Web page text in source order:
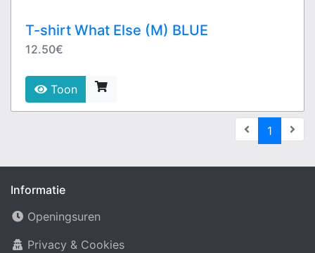
T-shirt What Else (M) BLUE
12.50€
Toon
1
Informatie
Openingsuren
Privacy & Cookies